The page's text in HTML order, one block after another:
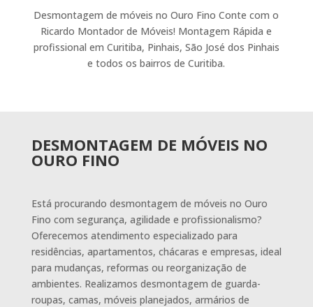
Desmontagem de móveis no Ouro Fino Conte com o
Ricardo Montador de Móveis! Montagem Rápida e
profissional em Curitiba, Pinhais, São José dos Pinhais
e todos os bairros de Curitiba.
DESMONTAGEM DE MÓVEIS NO
OURO FINO
Está procurando desmontagem de móveis no Ouro
Fino com segurança, agilidade e profissionalismo?
Oferecemos atendimento especializado para
residências, apartamentos, chácaras e empresas, ideal
para mudanças, reformas ou reorganização de
ambientes. Realizamos desmontagem de guarda-
roupas, camas, móveis planejados, armários de